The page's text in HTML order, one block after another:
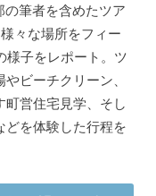
筆者を含めたツア
々な場所をフィー
様子をレポート。ツ
ビーチクリーン、
町営住宅見学、そし
どを体験した行程を